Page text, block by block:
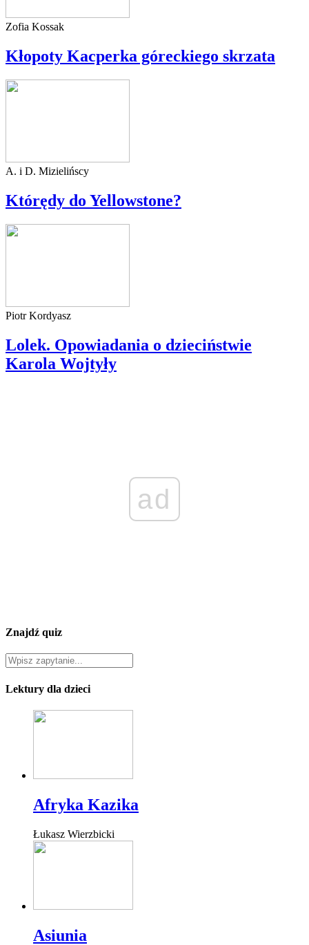
Zofia Kossak
Kłopoty Kacperka góreckiego skrzata
A. i D. Mizielińscy
Którędy do Yellowstone?
Piotr Kordyasz
Lolek. Opowiadania o dzieciństwie
Karola Wojtyły
ad
Znajdź quiz
Lektury dla dzieci
Afryka Kazika
Łukasz Wierzbicki
Asiunia